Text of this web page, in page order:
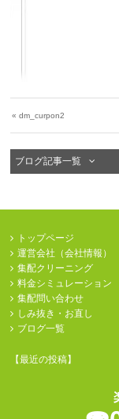
«dm_curpon2
ブログ記事一覧
トップページ
運営会社（会社情報）
集配クリーニング
料金シミュレーション
集配問い合わせ
しみ抜き・お直し
ブログ一覧
【最近の投稿】